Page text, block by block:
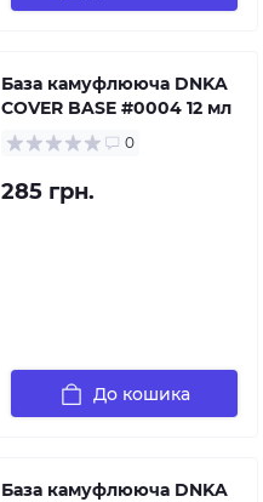
База камуфлююча DNKA
COVER BASE #0004 12 мл
0
285 грн.
До кошика
База камуфлююча DNKA